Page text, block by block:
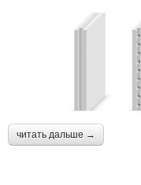
читать дальше →